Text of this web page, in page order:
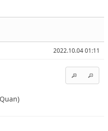
2022.10.04 01:11
치북5
북5
치북5
북5